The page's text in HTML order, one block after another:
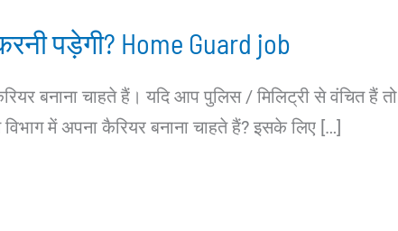
पड़ेगी? Home Guard job
बनाना चाहते हैं। यदि आप पुलिस / मिलिट्री से वंचित हैं तो
में अपना कैरियर बनाना चाहते हैं? इसके लिए […]